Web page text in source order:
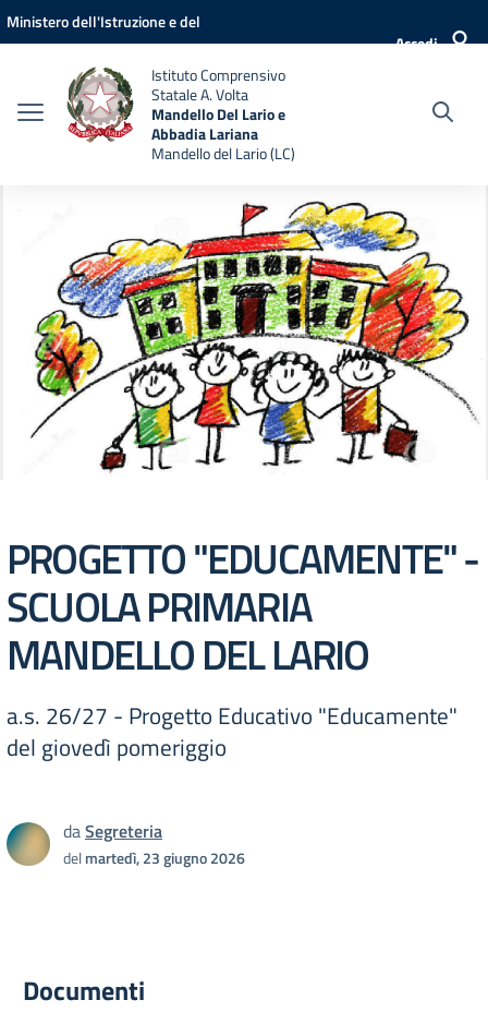
Vai ai contenuti
Vai al menu di navigazione
Vai al footer
Ministero dell'Istruzione e del
Accedi
Istituto Comprensivo
Statale A. Volta
Mandello Del Lario e
Abbadia Lariana
Mandello del Lario (LC)
PROGETTO "EDUCAMENTE" -
SCUOLA PRIMARIA
MANDELLO DEL LARIO
a.s. 26/27 - Progetto Educativo "Educamente"
del giovedì pomeriggio
daSegreteria
delmartedì, 23 giugno 2026
Documenti